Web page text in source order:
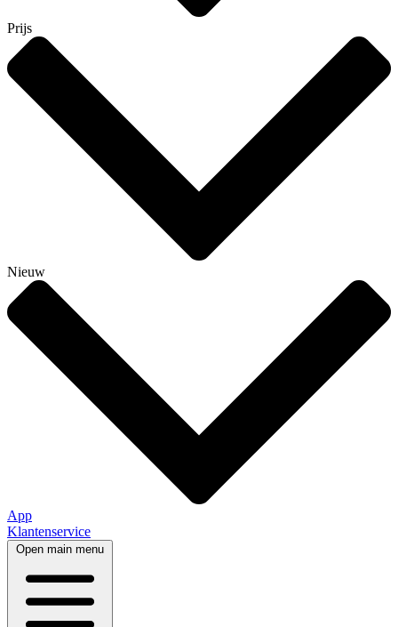
Prijs
Nieuw
App
Klantenservice
Open main menu